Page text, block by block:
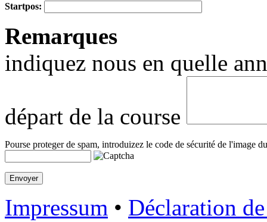
−
Startpos:
Remarques
indiquez nous en quelle
départ de la course
Pourse proteger de spam, introduizez le code de sécurité de l'image
Impressum • Déclaration